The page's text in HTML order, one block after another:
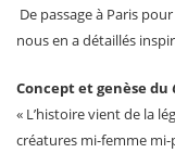
De passage à Paris
nous en a détaillés
Concept et genèse du
« L’histoire vient de la
créatures mi-femme